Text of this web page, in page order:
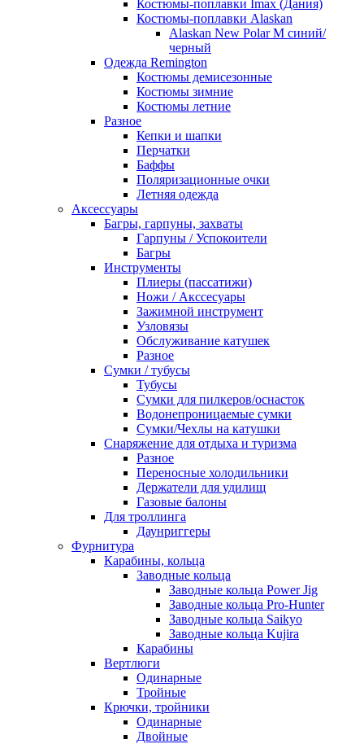
Костюмы-поплавки Imax (Дания)
Костюмы-поплавки Alaskan
Alaskan New Polar M синий/
черный
Одежда Remington
Костюмы демисезонные
Костюмы зимние
Костюмы летние
Разное
Кепки и шапки
Перчатки
Баффы
Поляризационные очки
Летняя одежда
Аксессуары
Багры, гарпуны, захваты
Гарпуны / Успокоители
Багры
Инструменты
Плиеры (пассатижи)
Ножи / Акссесуары
Зажимной инструмент
Узловязы
Обслуживание катушек
Разное
Сумки / тубусы
Тубусы
Сумки для пилкеров/оснасток
Водонепроницаемые сумки
Сумки/Чехлы на катушки
Снаряжение для отдыха и туризма
Разное
Переносные холодильники
Держатели для удилищ
Газовые балоны
Для троллинга
Даунриггеры
Фурнитура
Карабины, кольца
Заводные кольца
Заводные кольца Power Jig
Заводные кольца Pro-Hunter
Заводные кольца Saikyo
Заводные кольца Kujira
Карабины
Вертлюги
Одинарные
Тройные
Крючки, тройники
Одинарные
Двойные